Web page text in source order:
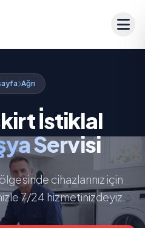
Ağrı
İstiklal
Servisi
cihazlarınız için
7/24 hizmetinizdeyiz.